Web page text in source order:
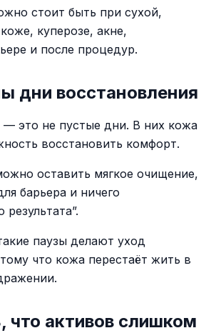
стоит быть при сухой,
куперозе, акне,
и после процедур.
дни восстановления
— это не пустые дни. В них кожа
восстановить комфорт.
оставить мягкое очищение,
барьера и ничего
паузы делают уход
что кожа перестаёт жить в
что активов слишком